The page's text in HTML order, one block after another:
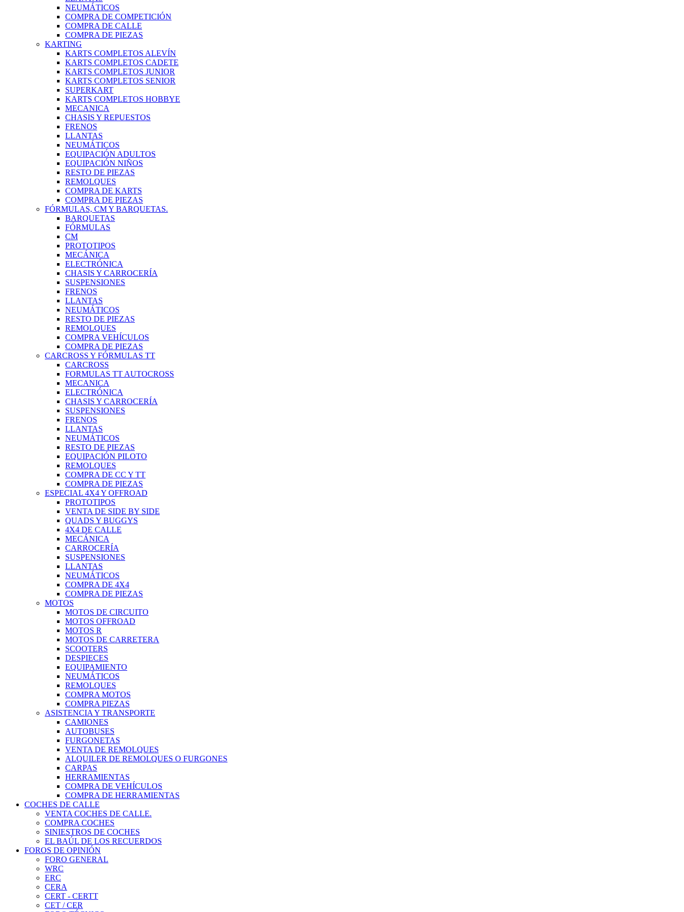
NEUMÁTICOS
COMPRA DE COMPETICIÓN
COMPRA DE CALLE
COMPRA DE PIEZAS
KARTING
KARTS COMPLETOS ALEVÍN
KARTS COMPLETOS CADETE
KARTS COMPLETOS JUNIOR
KARTS COMPLETOS SENIOR
SUPERKART
KARTS COMPLETOS HOBBYE
MECANICA
CHASIS Y REPUESTOS
FRENOS
LLANTAS
NEUMÁTICOS
EQUIPACIÓN ADULTOS
EQUIPACIÓN NIÑOS
RESTO DE PIEZAS
REMOLQUES
COMPRA DE KARTS
COMPRA DE PIEZAS
FÓRMULAS, CM Y BARQUETAS.
BARQUETAS
FÓRMULAS
CM
PROTOTIPOS
MECÁNICA
ELECTRÓNICA
CHASIS Y CARROCERÍA
SUSPENSIONES
FRENOS
LLANTAS
NEUMÁTICOS
RESTO DE PIEZAS
REMOLQUES
COMPRA VEHÍCULOS
COMPRA DE PIEZAS
CARCROSS Y FÓRMULAS TT
CARCROSS
FORMULAS TT AUTOCROSS
MECANICA
ELECTRÓNICA
CHASIS Y CARROCERÍA
SUSPENSIONES
FRENOS
LLANTAS
NEUMÁTICOS
RESTO DE PIEZAS
EQUIPACIÓN PILOTO
REMOLQUES
COMPRA DE CC Y TT
COMPRA DE PIEZAS
ESPECIAL 4X4 Y OFFROAD
PROTOTIPOS
VENTA DE SIDE BY SIDE
QUADS Y BUGGYS
4X4 DE CALLE
MECÁNICA
CARROCERÍA
SUSPENSIONES
LLANTAS
NEUMÁTICOS
COMPRA DE 4X4
COMPRA DE PIEZAS
MOTOS
MOTOS DE CIRCUITO
MOTOS OFFROAD
MOTOS R
MOTOS DE CARRETERA
SCOOTERS
DESPIECES
EQUIPAMIENTO
NEUMÁTICOS
REMOLQUES
COMPRA MOTOS
COMPRA PIEZAS
ASISTENCIA Y TRANSPORTE
CAMIONES
AUTOBUSES
FURGONETAS
VENTA DE REMOLQUES
ALQUILER DE REMOLQUES O FURGONES
CARPAS
HERRAMIENTAS
COMPRA DE VEHÍCULOS
COMPRA DE HERRAMIENTAS
COCHES DE CALLE
VENTA COCHES DE CALLE.
COMPRA COCHES
SINIESTROS DE COCHES
EL BAÚL DE LOS RECUERDOS
FOROS DE OPINIÓN
FORO GENERAL
WRC
ERC
CERA
CERT - CERTT
CET / CER